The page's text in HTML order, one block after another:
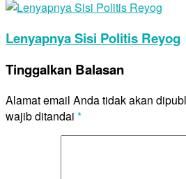
Lenyapnya Sisi Politis Reyog
Tinggalkan Balasan
Alamat email Anda tidak akan
wajib ditandai *